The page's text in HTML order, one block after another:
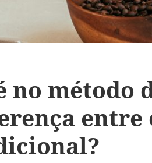
no método
entre